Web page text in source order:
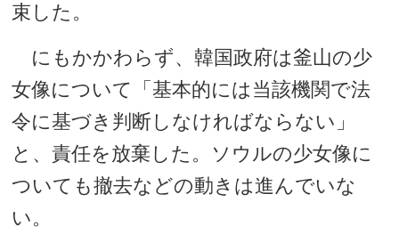
束した。
にもかかわらず、韓国政府は釜山の少
女像について「基本的には当該機関で法
令に基づき判断しなければならない」
と、責任を放棄した。ソウルの少女像に
ついても撤去などの動きは進んでいな
い。